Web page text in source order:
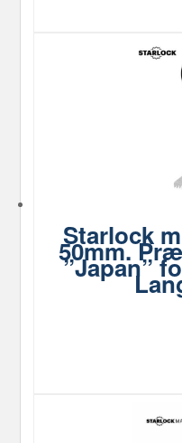
Starlock
50mm.
”Japan”